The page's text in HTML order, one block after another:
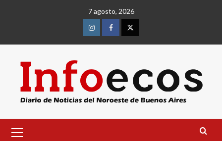
7 agosto, 2026
InstagramFacebookTwitter
primario